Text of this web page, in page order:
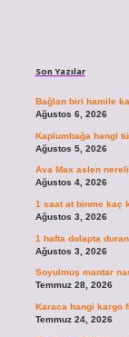
Son Yazılar
Bağlan biri hamile
Ağustos 6, 2026
Kaplumbağa hangi
Ağustos 5, 2026
Ava Max aslen
Ağustos 4, 2026
1 saat at binme kaç
Ağustos 3, 2026
1 hafta dolapta
Ağustos 3, 2026
Soyulmuş mantar
Temmuz 28, 2026
Karaca hangi kargo
Temmuz 24, 2026